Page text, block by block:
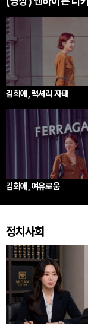
김희애, 럭셔리 자태
김희애, 여유로움
정치사회